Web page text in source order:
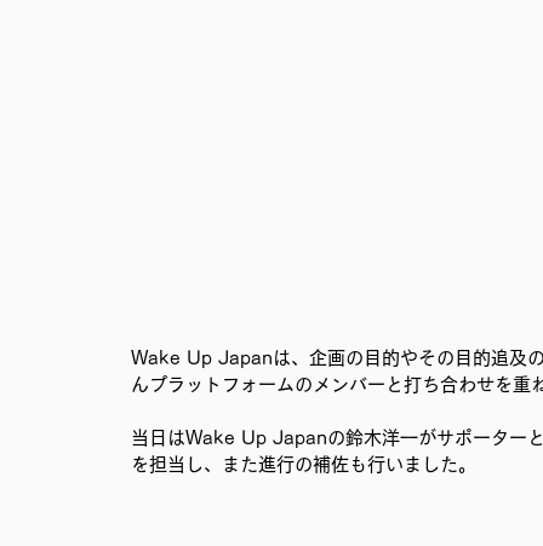
Wake Up Japanは、企画の目的やその目的追及
んプラットフォームのメンバーと打ち合わせを重
当日はWake Up Japanの鈴木洋一がサポーター
を担当し、また進行の補佐も行いました。